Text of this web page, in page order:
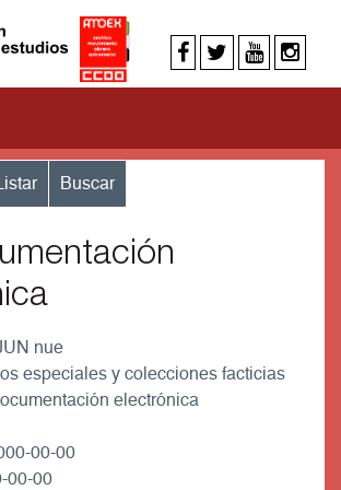
Buscar
nue
especiales y colecciones facticias
electrónica
00-00
00-00